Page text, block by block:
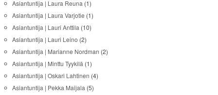
Asiantuntija | Laura Reuna (1)
Asiantuntija | Laura Varjotie (1)
Asiantuntija | Lauri Anttila (10)
Asiantuntija | Lauri Leino (2)
Asiantuntija | Marianne Nordman (2)
Asiantuntija | Minttu Tyykilä (1)
Asiantuntija | Oskari Lahtinen (4)
Asiantuntija | Pekka Maijala (5)